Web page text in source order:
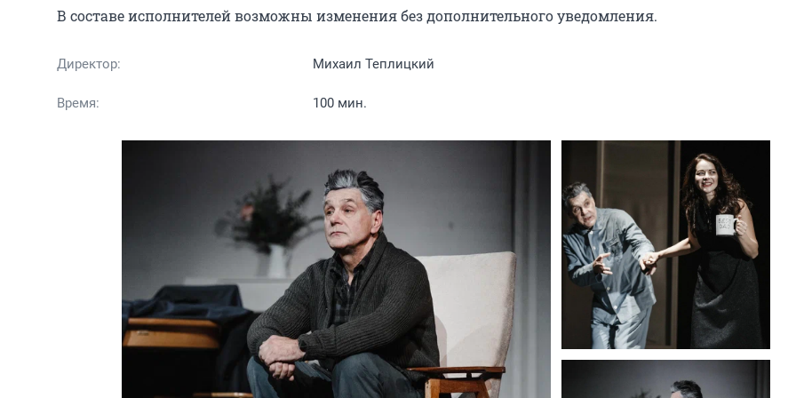
В составе исполнителей возможны изменения без дополнительного уведомления.
Директор: Михаил Теплицкий
Время: 100 мин.